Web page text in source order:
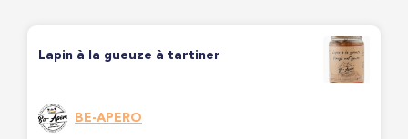
Lapin à la gueuze à tartiner
BE-APERO